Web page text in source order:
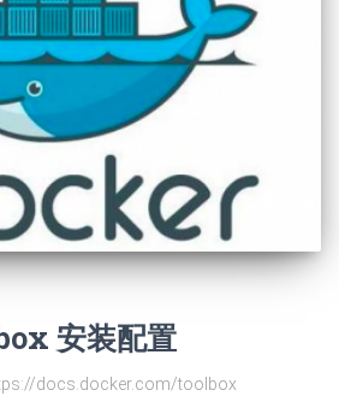
安装配置
docs.docker.com/toolbox